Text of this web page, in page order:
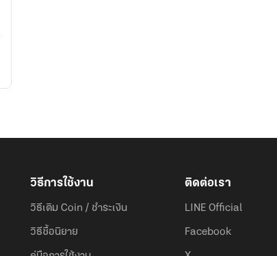
วิธีการใช้งาน
วิธีเติม Coin / ชำระเงิน
วิธีซื้อนิยาย
ติดต่อเรา
LINE Official
Facebook